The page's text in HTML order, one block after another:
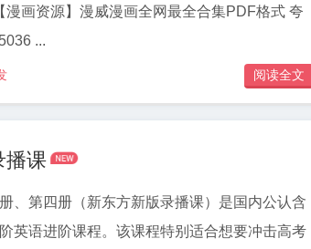
...
阅读全文
播课 
、第四册（新东方新版录播课）是国内公认含
英语进阶课程。该课程特别适合想要冲击高考